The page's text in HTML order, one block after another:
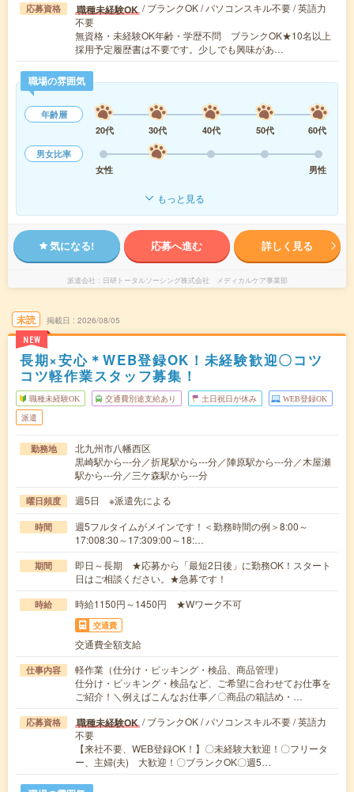
応募資格 職種未経験OK / ブランクOK / パソコンスキル不要 / 英語力
不要
無資格・未経験OK年齢・学歴不問 ブランクOK★10名以上
採用予定履歴書は不要です。少しでも興味があ…
職場の雰囲気
年齢層
20代
30代 40代 50代
60代
男女比率
女性
男性
もっと見る
気になる! 応募へ進む 詳しく見る
派遣会社 日研トータルソーシング株式会社 メディカルケア事業部
未読
NEW
掲載日 2026/08/05
長期×安心＊WEB登録OK！未経験歓迎〇コツ
コツ軽作業スタッフ募集！
職種未経験OK 交通費別途支給あり 土日祝日が休み WEB登録OK
派遣
勤務地
北九州市八幡西区
黒崎駅から---分／折尾駅から---分／陣原駅から---分／木屋瀬
駅から---分／三ケ森駅から---分
曜日頻度 週5日 ※派遣先による
時間
週5フルタイムがメインです！＜勤務時間の例＞8:00～
17:008:30～17:309:00～18:…
期間
即日～長期 ★応募から「最短2日後」に勤務OK！スタート
日はご相談ください。★急募です！
時給 時給1150円～1450円 ★Wワーク不可
交通費
交通費全額支給
仕事内容
軽作業（仕分け・ピッキング・検品、商品管理）
仕分け・ピッキング・検品など、ご希望に合わせてお仕事を
ご紹介！＼例えばこんなお仕事／〇商品の箱詰め・…
応募資格 職種未経験OK / ブランクOK / パソコンスキル不要 / 英語力
不要
【来社不要、WEB登録OK！】〇未経験大歓迎！〇フリータ
ー、主婦(夫) 大歓迎！〇ブランクOK〇週5…